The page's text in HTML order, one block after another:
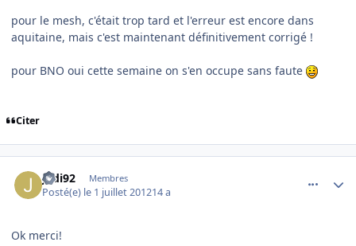
pour le mesh, c'était trop tard et l'erreur est encore dans
aquitaine, mais c'est maintenant définitivement corrigé !
pour BNO oui cette semaine on s'en occupe sans faute
Citer
Jedi92 Membres
Posté(e) le 1 juillet 201214 a
Ok merci!